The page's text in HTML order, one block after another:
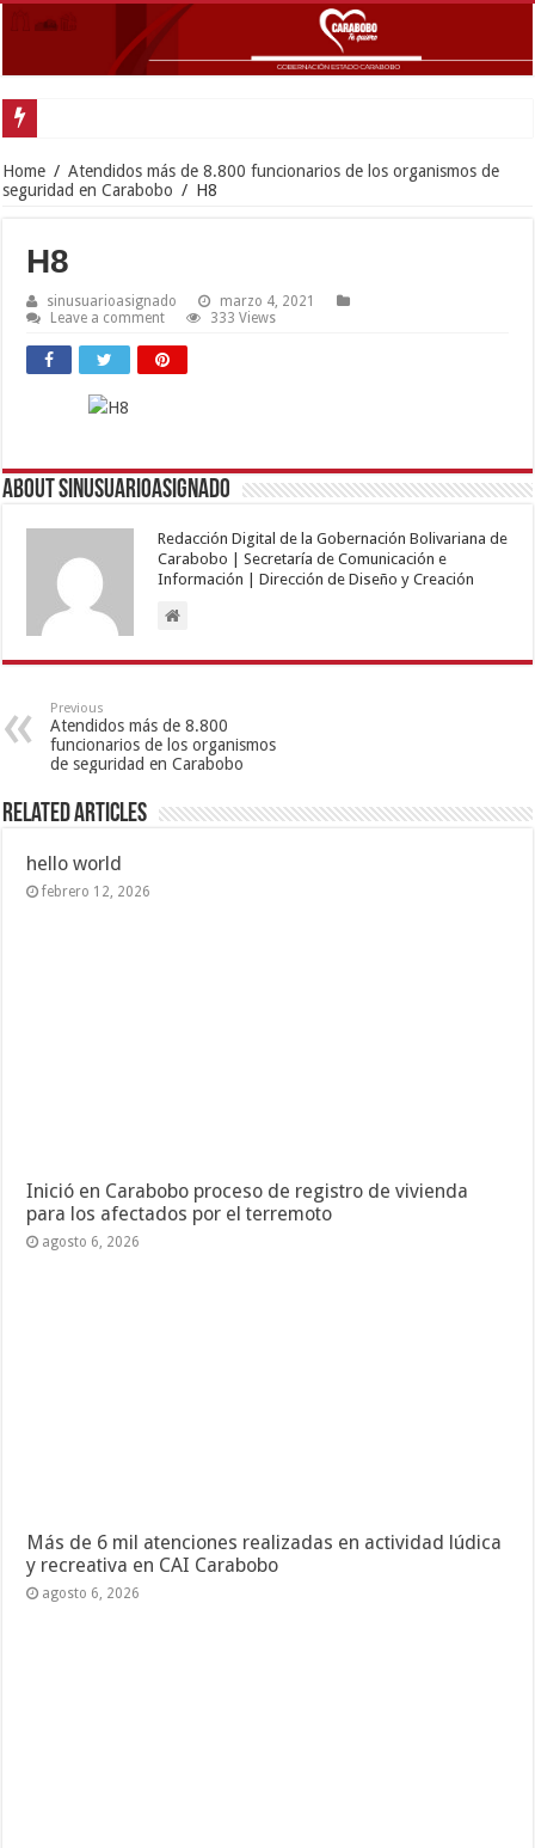
Home / Atendidos más de 8.800 funcionarios de los organismos de
seguridad en Carabobo / H8
H8
sinusuarioasignado
marzo 4, 2021
Leave a comment
333 Views
About sinusuarioasignado
Redacción Digital de la Gobernación Bolivariana de
Carabobo | Secretaría de Comunicación e
Información | Dirección de Diseño y Creación
Previous
Atendidos más de 8.800
funcionarios de los organismos
de seguridad en Carabobo
Related Articles
hello world
febrero 12, 2026
Inició en Carabobo proceso de registro de vivienda
para los afectados por el terremoto
agosto 6, 2026
Más de 6 mil atenciones realizadas en actividad lúdica
y recreativa en CAI Carabobo
agosto 6, 2026